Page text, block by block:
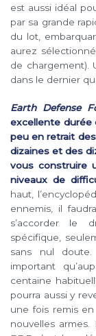
est aussi idéal
par sa grande
du lot,
aurez
de chargement).
dans le dernier
Earth Defense
excellente durée
peu en retrait
dizaines et des
vous construire
niveaux de
haut,
ennemis, il
s’accorder le
spécifique,
sans nul
important
centaine
pourra aussi y
une fois remis
nouvelles